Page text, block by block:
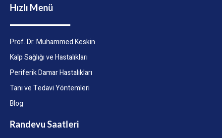
Hızlı Menü
Prof. Dr. Muhammed Keskin
Kalp Sağlığı ve Hastalıkları
Periferik Damar Hastalıkları
Tanı ve Tedavi Yöntemleri
Blog
Randevu Saatleri